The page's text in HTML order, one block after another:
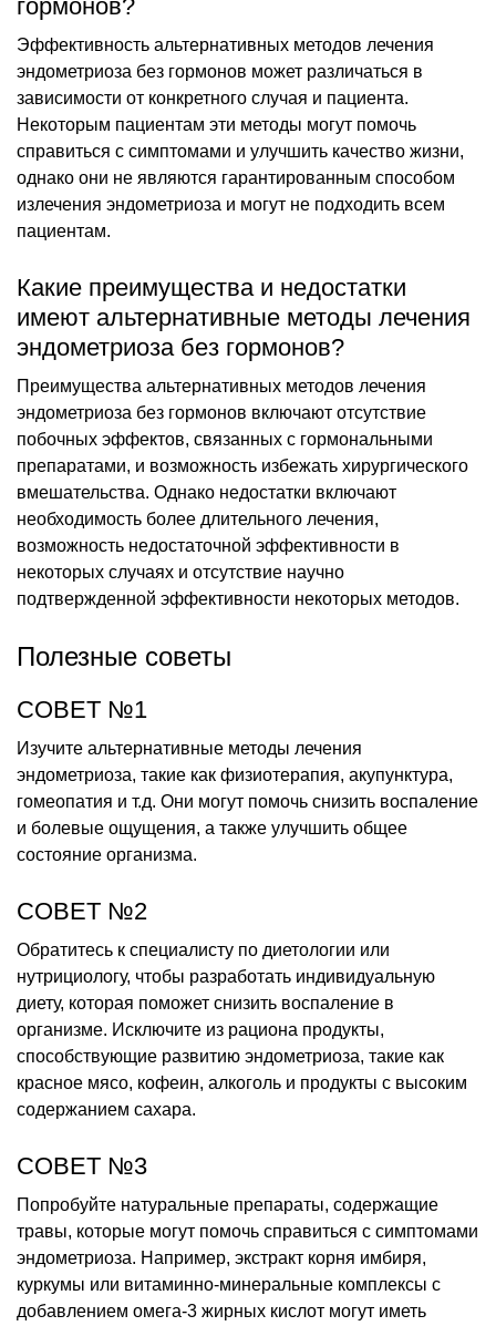
гормонов?
Эффективность альтернативных методов лечения
эндометриоза без гормонов может различаться в
зависимости от конкретного случая и пациента.
Некоторым пациентам эти методы могут помочь
справиться с симптомами и улучшить качество жизни,
однако они не являются гарантированным способом
излечения эндометриоза и могут не подходить всем
пациентам.
Какие преимущества и недостатки
имеют альтернативные методы лечения
эндометриоза без гормонов?
Преимущества альтернативных методов лечения
эндометриоза без гормонов включают отсутствие
побочных эффектов, связанных с гормональными
препаратами, и возможность избежать хирургического
вмешательства. Однако недостатки включают
необходимость более длительного лечения,
возможность недостаточной эффективности в
некоторых случаях и отсутствие научно
подтвержденной эффективности некоторых методов.
Полезные советы
СОВЕТ №1
Изучите альтернативные методы лечения
эндометриоза, такие как физиотерапия, акупунктура,
гомеопатия и т.д. Они могут помочь снизить воспаление
и болевые ощущения, а также улучшить общее
состояние организма.
СОВЕТ №2
Обратитесь к специалисту по диетологии или
нутрициологу, чтобы разработать индивидуальную
диету, которая поможет снизить воспаление в
организме. Исключите из рациона продукты,
способствующие развитию эндометриоза, такие как
красное мясо, кофеин, алкоголь и продукты с высоким
содержанием сахара.
СОВЕТ №3
Попробуйте натуральные препараты, содержащие
травы, которые могут помочь справиться с симптомами
эндометриоза. Например, экстракт корня имбиря,
куркумы или витаминно-минеральные комплексы с
добавлением омега-3 жирных кислот могут иметь